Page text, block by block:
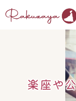
TOP
はじめて
コース
よくあ
楽座や